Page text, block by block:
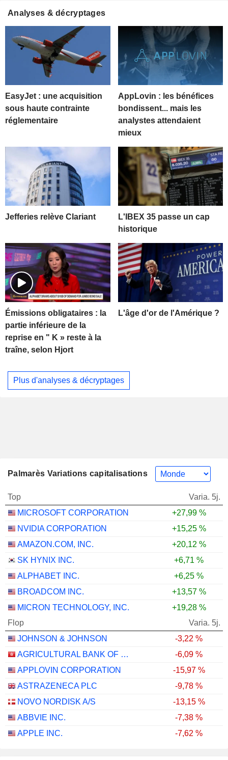
Analyses & décryptages
EasyJet : une acquisition
sous haute contrainte
réglementaire
AppLovin : les bénéfices
bondissent... mais les
analystes attendaient
mieux
Jefferies relève Clariant
L'IBEX 35 passe un cap
historique
Émissions obligataires : la
partie inférieure de la
reprise en " K » reste à la
traîne, selon Hjort
L'âge d'or de l'Amérique ?
Plus d'analyses & décryptages
Palmarès Variations capitalisations
Top
Varia. 5j.
MICROSOFT CORPORATION
+27,99 %
NVIDIA CORPORATION
+15,25 %
AMAZON.COM, INC.
+20,12 %
SK HYNIX INC.
+6,71 %
ALPHABET INC.
+6,25 %
BROADCOM INC.
+13,57 %
MICRON TECHNOLOGY, INC.
+19,28 %
Flop
Varia. 5j.
JOHNSON & JOHNSON
-3,22 %
AGRICULTURAL BANK OF CHINA LIMITED
-6,09 %
APPLOVIN CORPORATION
-15,97 %
ASTRAZENECA PLC
-9,78 %
NOVO NORDISK A/S
-13,15 %
ABBVIE INC.
-7,38 %
APPLE INC.
-7,62 %